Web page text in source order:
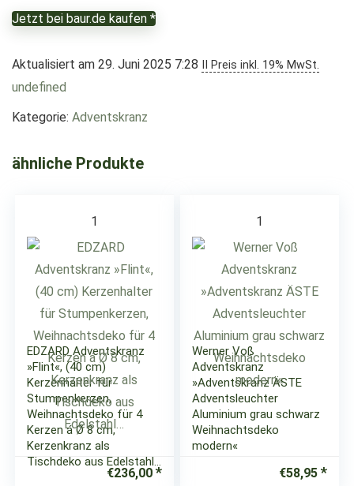
Jetzt bei baur.de kaufen *
Aktualisiert am 29. Juni 2025 7:28 II Preis inkl. 19% MwSt.
undefined
Kategorie: Adventskranz
ähnliche Produkte
1
EDZARD Adventskranz
»Flint«, (40 cm)
Kerzenhalter für
Stumpenkerzen,
Weihnachtsdeko für 4
Kerzen á Ø 8 cm,
Kerzenkranz als
Tischdeko aus Edelstahl…
€236,00
1
Werner Voß
Adventskranz
»Adventskranz ÄSTE
Adventsleuchter
Aluminium grau schwarz
Weihnachtsdeko
modern«
€58,95